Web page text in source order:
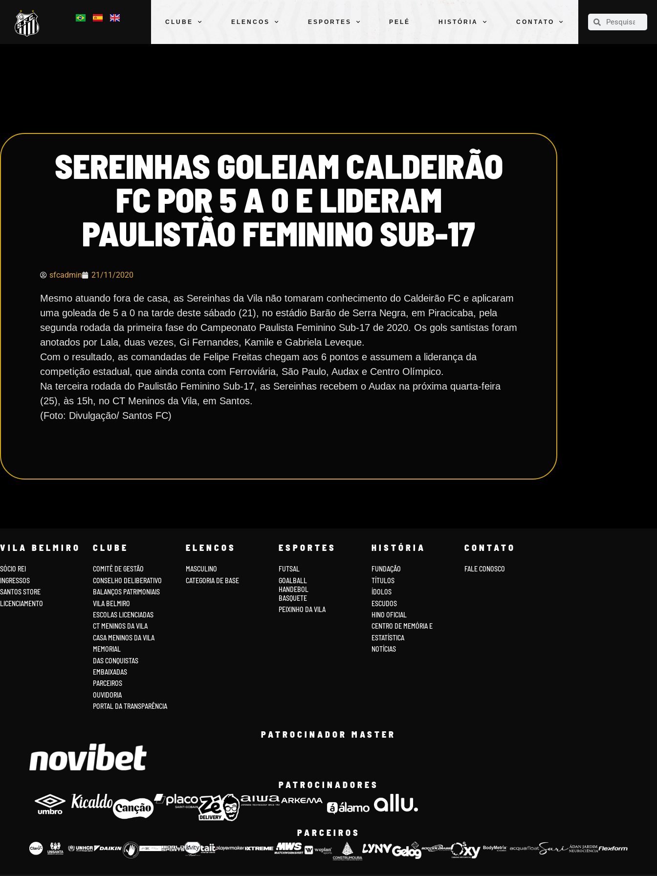
CLUBE ELENCOS ESPORTES PELÉ HISTÓRIA CONTATO
CLUBE
SEREINHAS GOLEIAM CALDEIRÃO
FC POR 5 A 0 E LIDERAM
PAULISTÃO FEMININO SUB-17
sfcadmin 21/11/2020
Mesmo atuando fora de casa, as Sereinhas da Vila não tomaram conhecimento do Caldeirão FC e aplicaram
uma goleada de 5 a 0 na tarde deste sábado (21), no estádio Barão de Serra Negra, em Piracicaba, pela
segunda rodada da primeira fase do Campeonato Paulista Feminino Sub-17 de 2020. Os gols santistas foram
anotados por Lala, duas vezes, Gi Fernandes, Kamile e Gabriela Leveque.
Com o resultado, as comandadas de Felipe Freitas chegam aos 6 pontos e assumem a liderança da
competição estadual, que ainda conta com Ferroviária, São Paulo, Audax e Centro Olímpico.
Na terceira rodada do Paulistão Feminino Sub-17, as Sereinhas recebem o Audax na próxima quarta-feira
(25), às 15h, no CT Meninos da Vila, em Santos.
(Foto: Divulgação/ Santos FC)
VILA BELMIRO
SÓCIO REI
INGRESSOS
SANTOS STORE
LICENCIAMENTO
CLUBE
COMITÊ DE GESTÃO
CONSELHO DELIBERATIVO
BALANÇOS PATRIMONIAIS
VILA BELMIRO
ESCOLAS LICENCIADAS
CT MENINOS DA VILA
CASA MENINOS DA VILA
MEMORIAL
DAS CONQUISTAS
EMBAIXADAS
PARCEIROS
OUVIDORIA
PORTAL DA TRANSPARÊNCIA
ELENCOS
MASCULINO
CATEGORIA DE BASE
ESPORTES
FUTSAL
GOALBALL
HANDEBOL
BASQUETE
PEIXINHO DA VILA
HISTÓRIA
FUNDAÇÃO
TÍTULOS
ÍDOLOS
ESCUDOS
HINO OFICIAL
CENTRO DE MEMÓRIA E
ESTATÍSTICA
NOTÍCIAS
CONTATO
FALE CONOSCO
PATROCINADOR MASTER
PATROCINADORES
PARCEIROS